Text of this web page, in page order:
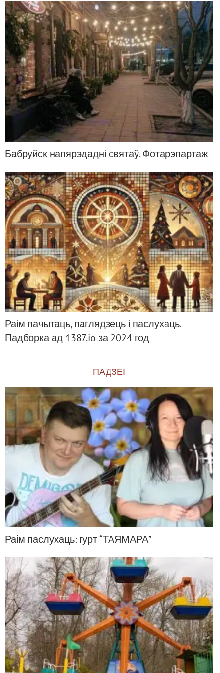
Бабруйск напярэдадні святаў. Фотарэпартаж
Раім пачытаць, паглядзець і паслухаць.
Падборка ад 1387.io за 2024 год
ПАДЗЕІ
Раім паслухаць: гурт “ТАЯМАРА”